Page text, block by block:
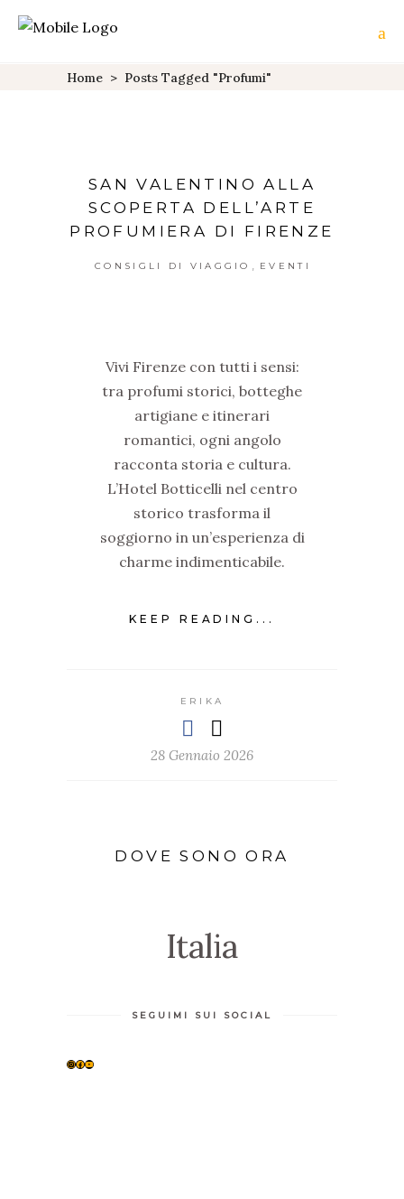
Home > Posts Tagged "profumi"
SAN VALENTINO ALLA
SCOPERTA DELL’ARTE
PROFUMIERA DI FIRENZE
CONSIGLI DI VIAGGIO EVENTI
Vivi Firenze con tutti i sensi:
tra profumi storici, botteghe
artigiane e itinerari
romantici, ogni angolo
racconta storia e cultura.
L’Hotel Botticelli nel centro
storico trasforma il
soggiorno in un’esperienza di
charme indimenticabile.
KEEP READING...
ERIKA
28 Gennaio 2026
DOVE SONO ORA
Italia
SEGUIMI SUI SOCIAL
INSTAGRAM
FACEBOOK
YOUTUBE